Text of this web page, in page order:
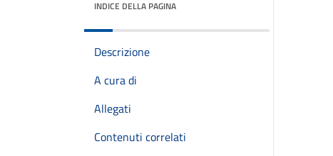
INDICE DELLA PAGINA
Descrizione
A cura di
Allegati
Contenuti correlati